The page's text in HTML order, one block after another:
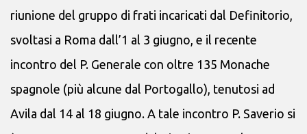
riunione del gruppo di frati incaricati dal Definitorio,
svoltasi a Roma dall’1 al 3 giugno, e il recente
incontro del P. Generale con oltre 135 Monache
spagnole (più alcune dal Portogallo), tenutosi ad
Avila dal 14 al 18 giugno. A tale incontro P. Saverio si